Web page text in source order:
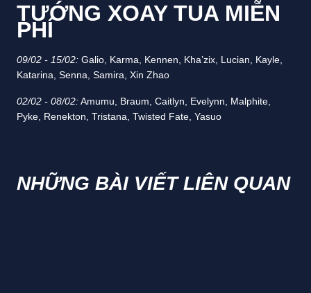
TƯỚNG XOAY TUA MIỄN
PHÍ
09/02 - 15/02: Galio, Karma, Kennen, Kha’zix, Lucian, Kayle,
Katarina, Senna, Samira, Xin Zhao
02/02 - 08/02:Amumu, Braum, Caitlyn, Evelynn, Malphite,
Pyke, Renekton, Tristana, Twisted Fate, Yasuo
NHỮNG BÀI VIẾT LIÊN QUAN